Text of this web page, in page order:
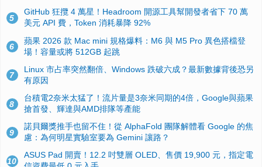
5
GitHub 狂攬 4 萬星！Headroom 開源工具幫開發者省下 70 萬
美元 API 費，Token 消耗暴降 92%
6
蘋果 2026 款 Mac mini 規格爆料：M6 與 M5 Pro 異色搭檔登
場！容量或將 512GB 起跳
7
Linux 市占率突然翻倍、Windows 跌破六成？最新數據背後恐另
有原因
8
台積電2奈米太猛了！流片量是3奈米同期的4倍，Google與蘋果
搶首發、輝達與AMD排隊等產能
9
諾貝爾獎推手也留不住！從 AlphaFold 團隊解體看 Google 的焦
慮：為何明星實驗室要為 Gemini 讓路？
10
ASUS Pad 開賣！12.2 吋雙層 OLED、售價 19,900 元，指定電